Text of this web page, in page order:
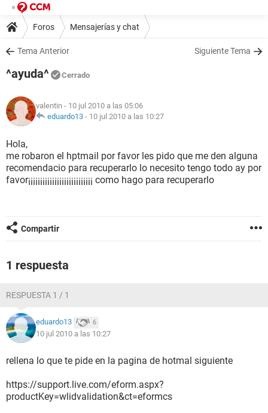
Foros Mensajerías y chat
Tema Anterior Siguiente Tema
^ayuda^ Cerrado
valentin - 10 jul 2010 a las 05:06
eduardo13 - 10 jul 2010 a las 10:27
Hola,
me robaron el hptmail por favor les pido que me den alguna
recomendacio para recuperarlo lo necesito tengo todo ay por
favor¡¡¡¡¡¡¡¡¡¡¡¡¡¡¡¡¡¡¡¡¡¡¡¡¡¡¡ como hago para recuperarlo
Compartir
1 respuesta
RESPUESTA 1 / 1
eduardo13 6
10 jul 2010 a las 10:27
rellena lo que te pide en la pagina de hotmal siguiente
https://support.live.com/eform.aspx?
productKey=wlidvalidation&ct=eformcs